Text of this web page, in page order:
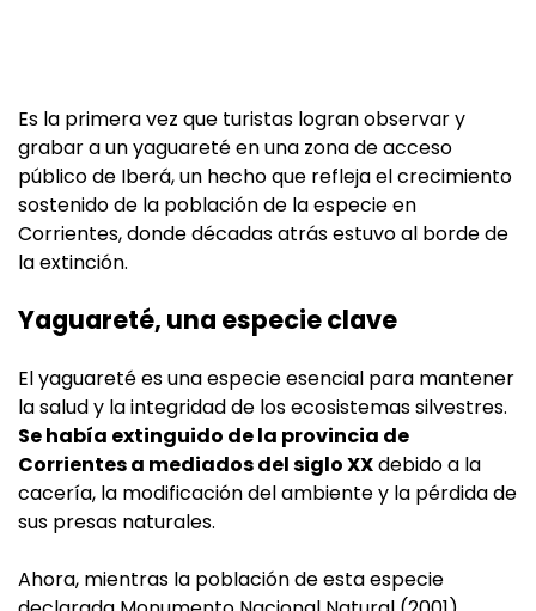
Es la primera vez que turistas logran observar y
grabar a un yaguareté en una zona de acceso
público de Iberá, un hecho que refleja el crecimiento
sostenido de la población de la especie en
Corrientes, donde décadas atrás estuvo al borde de
la extinción.
Yaguareté, una especie clave
El yaguareté es una especie esencial para mantener
la salud y la integridad de los ecosistemas silvestres.
Se había extinguido de la provincia de
Corrientes a mediados del siglo XXdebido a la
cacería, la modificación del ambiente y la pérdida de
sus presas naturales.
Ahora, mientras la población de esta especie